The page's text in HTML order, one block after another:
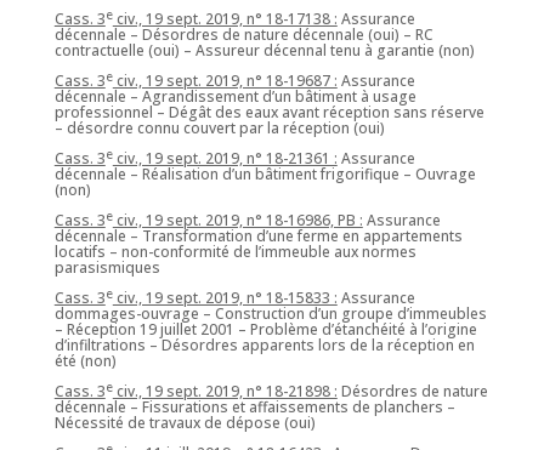
Cass. 3eciv., 19 sept. 2019, n° 18-17138 : Assurance
décennale – Désordres de nature décennale (oui) – RC
contractuelle (oui) – Assureur décennal tenu à garantie (non)
Cass. 3eciv., 19 sept. 2019, n° 18-19687 : Assurance
décennale – Agrandissement d’un bâtiment à usage
professionnel – Dégât des eaux avant réception sans réserve
– désordre connu couvert par la réception (oui)
Cass. 3eciv., 19 sept. 2019, n° 18-21361 : Assurance
décennale – Réalisation d’un bâtiment frigorifique – Ouvrage
(non)
Cass. 3eciv., 19 sept. 2019, n° 18-16986, PB : Assurance
décennale – Transformation d’une ferme en appartements
locatifs – non-conformité de l’immeuble aux normes
parasismiques
Cass. 3eciv., 19 sept. 2019, n° 18-15833 : Assurance
dommages-ouvrage – Construction d’un groupe d’immeubles
– Réception 19 juillet 2001 – Problème d’étanchéité à l’origine
d’infiltrations – Désordres apparents lors de la réception en
été (non)
Cass. 3eciv., 19 sept. 2019, n° 18-21898 : Désordres de nature
décennale – Fissurations et affaissements de planchers –
Nécessité de travaux de dépose (oui)